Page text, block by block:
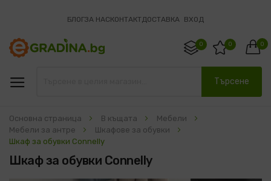
БЛОГЗА НАСКОНТАКТДОСТАВКА ВХОД
0
0 0
Търсене
Основна страница В къщата
Мебели
Мебели за антре
Шкафове за обувки
Шкаф за обувки Connelly
Шкаф за обувки Connelly